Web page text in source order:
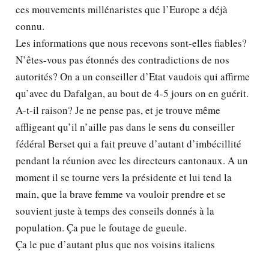
ces mouvements millénaristes que l’Europe a déjà
connu.
Les informations que nous recevons sont-elles fiables?
N’êtes-vous pas étonnés des contradictions de nos
autorités? On a un conseiller d’Etat vaudois qui affirme
qu’avec du Dafalgan, au bout de 4-5 jours on en guérit.
A-t-il raison? Je ne pense pas, et je trouve même
affligeant qu’il n’aille pas dans le sens du conseiller
fédéral Berset qui a fait preuve d’autant d’imbécillité
pendant la réunion avec les directeurs cantonaux. A un
moment il se tourne vers la présidente et lui tend la
main, que la brave femme va vouloir prendre et se
souvient juste à temps des conseils donnés à la
population. Ça pue le foutage de gueule.
Ça le pue d’autant plus que nos voisins italiens